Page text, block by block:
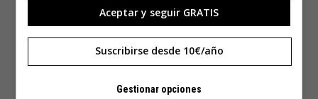
Aceptar y seguir GRATIS
Suscribirse desde 10€/año
Gestionar opciones